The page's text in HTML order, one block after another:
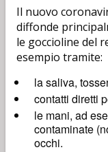
Il nuovo
diffonde
le goccioline del
esempio tramite:
la saliva,
contatti diretti
le mani, ad
contaminate
occhi.